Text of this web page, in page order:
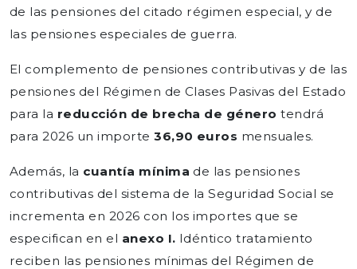
de las pensiones del citado régimen especial, y de
las pensiones especiales de guerra.
El complemento de pensiones contributivas y de las
pensiones del Régimen de Clases Pasivas del Estado
para la reducción de brecha de género tendrá
para 2026 un importe36,90 euros mensuales.
Además, la cuantía mínima de las pensiones
contributivas del sistema de la Seguridad Social se
incrementa en 2026 con los importes que se
especifican en el anexo I. Idéntico tratamiento
reciben las pensiones mínimas del Régimen de